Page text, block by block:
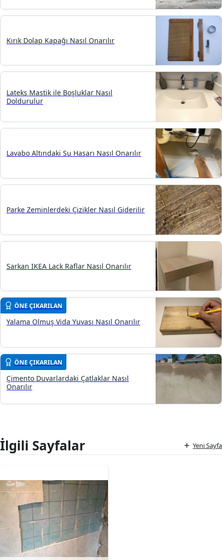
Kırık Dolap Kapağı Nasıl Onarılır
Lateks Mastik ile Boşluklar Nasıl
Doldurulur
Lavabo Altındaki Su Hasarı Nasıl Onarılır
Parke Zeminlerdeki Çizikler Nasıl Giderilir
Sarkan IKEA Lack Raflar Nasıl Onarılır
ÖNE ÇIKARILAN
Yalama Olmuş Vida Yuvası Nasıl Onarılır
ÖNE ÇIKARILAN
Çimento Duvarlardaki Çatlaklar Nasıl
Onarılır
İlgili Sayfalar Yeni Sayfa